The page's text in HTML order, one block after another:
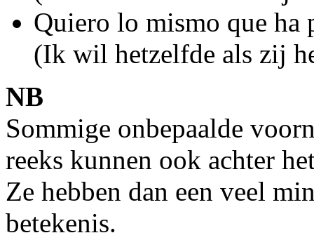
Quiero lo mismo que ha
(Ik wil hetzelfde als zij
NB
Sommige onbepaalde
reeks kunnen ook achter
Ze hebben dan een veel
betekenis.